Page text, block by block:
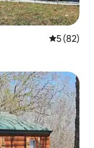
5 (82)